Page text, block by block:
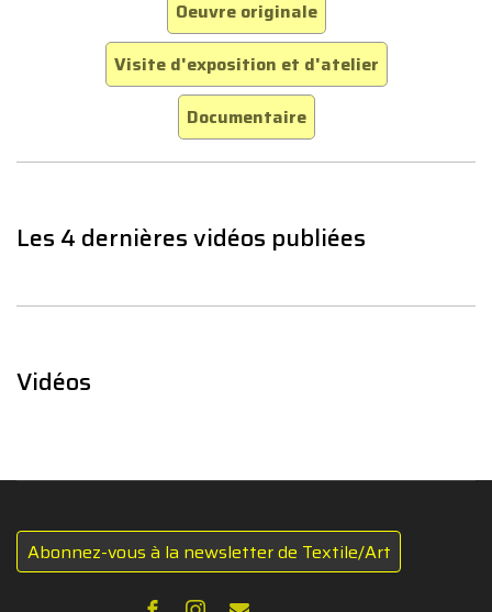
Oeuvre originale
Visite d'exposition et d'atelier
Documentaire
Les 4 dernières vidéos publiées
Vidéos
Abonnez-vous à la newsletter de Textile/Art